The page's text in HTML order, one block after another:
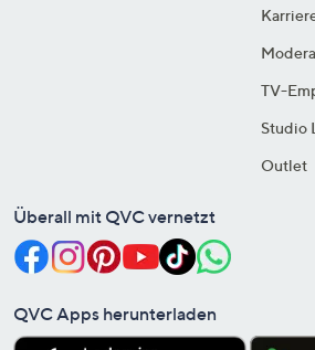
TV-
Studio
Outlet
Überall mit QVC vernetzt
QVC Apps herunterladen